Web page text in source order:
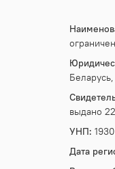
выдано
УНП:
Дата